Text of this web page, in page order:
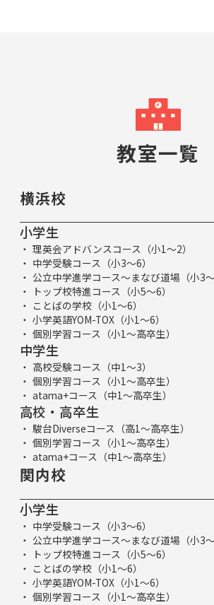
教室一覧
横浜校
小学生
理英会アドバンスコース（小1～2）
中学受験コース（小3～6）
公立中学進学コース～まなび道場（小3～
トップ校特進コース（小5～6）
ことばの学校（小1～6）
小学英語YOM-TOX（小1～6）
個別学習コース（小1～高卒生）
中学生
高校受験コース（中1～3）
個別学習コース（小1～高卒生）
atama+コース（中1～高卒生）
高校・高卒生
駿台Diverseコース（高1～高卒生）
個別学習コース（小1～高卒生）
atama+コース（中1～高卒生）
関内校
小学生
中学受験コース（小3～6）
公立中学進学コース～まなび道場（小3～
トップ校特進コース（小5～6）
ことばの学校（小1～6）
小学英語YOM-TOX（小1～6）
個別学習コース（小1～高卒生）